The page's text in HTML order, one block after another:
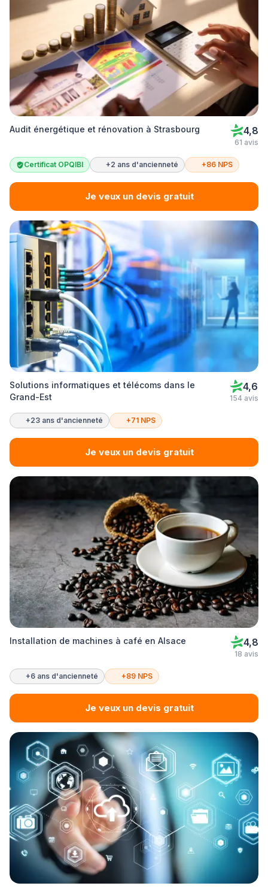
Audit énergétique et rénovation à Strasbourg 4,8
61 avis
Certificat OPQIBI +2 ans d'ancienneté +86 NPS
Je veux un devis gratuit
Solutions informatiques et télécoms dans le
Grand-Est
4,6
154 avis
+23 ans d'ancienneté +71 NPS
Je veux un devis gratuit
Installation de machines à café en Alsace 4,8
18 avis
+6 ans d'ancienneté +89 NPS
Je veux un devis gratuit